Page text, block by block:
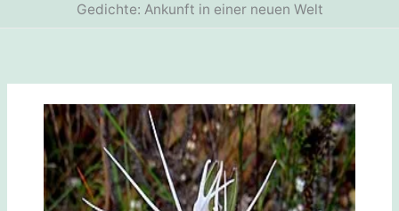
Gedichte: Ankunft in einer neuen Welt